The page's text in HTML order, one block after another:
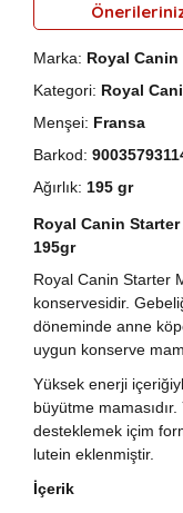
Marka: Royal Canin
Kategori: Royal
Menşei: Fransa
Barkod:
Ağırlık: 195 gr
Royal Canin
195gr
Royal Canin Starter
konservesidir.
döneminde anne
uygun konserve
Yüksek enerji
büyütme
desteklemek içim
lutein eklenmiştir.
İçerik